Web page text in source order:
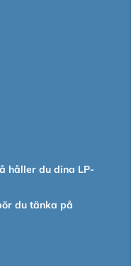
håller du dina LP-
du tänka på